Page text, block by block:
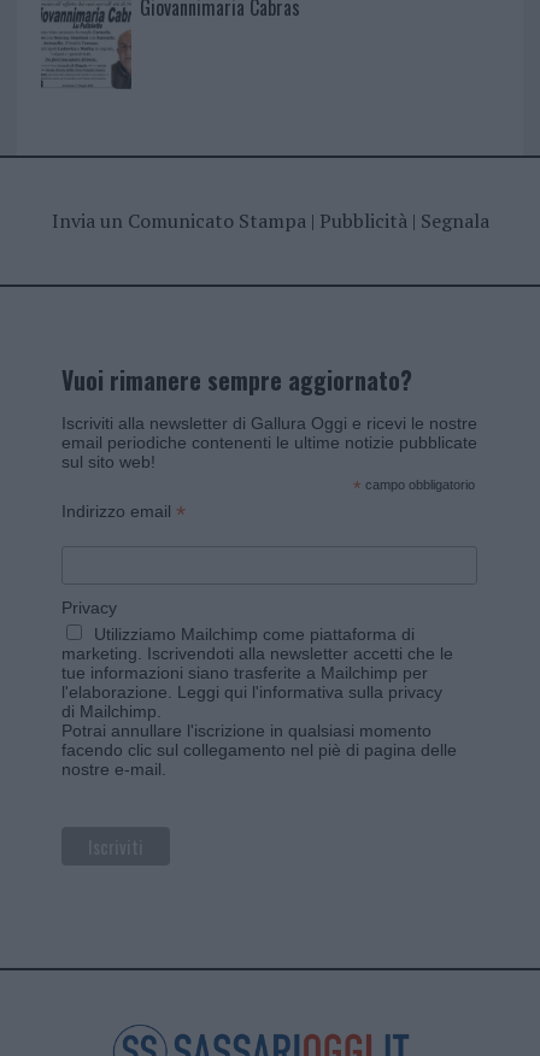
Giovannimaria Cabras
Invia un Comunicato Stampa| Pubblicità| Segnala
Vuoi rimanere sempre aggiornato?
Iscriviti alla newsletter di Gallura Oggi e ricevi le nostre
email periodiche contenenti le ultime notizie pubblicate
sul sito web!
* campo obbligatorio
Indirizzo email *
Privacy
Utilizziamo Mailchimp come piattaforma di
marketing. Iscrivendoti alla newsletter accetti che le
tue informazioni siano trasferite a Mailchimp per
l'elaborazione. Leggi qui l'informativa sulla privacy
di Mailchimp
Potrai annullare l'iscrizione in qualsiasi momento
facendo clic sul collegamento nel piè di pagina delle
nostre e-mail.